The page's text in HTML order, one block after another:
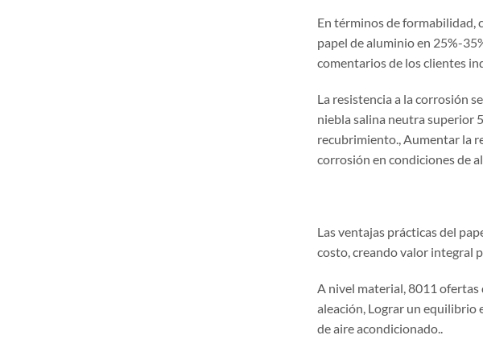
En términos de formabilidad,
papel de aluminio en 25%-
comentarios de los clientes
La resistencia a la corrosión
niebla salina neutra superior
recubrimiento., Aumentar la
corrosión en condiciones de
Las ventajas prácticas del
costo, creando valor integral
A nivel material, 8011 ofertas
aleación, Lograr un
de aire acondicionado..